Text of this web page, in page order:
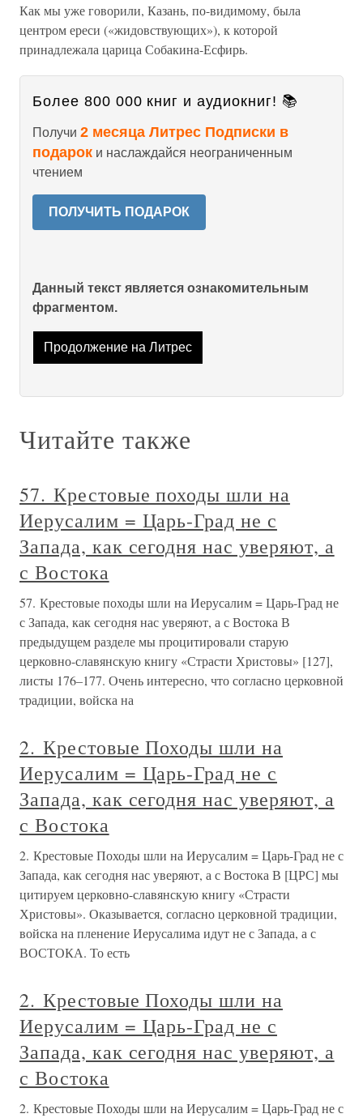
Как мы уже говорили, Казань, по-видимому, была
центром ереси («жидовствующих»), к которой
принадлежала царица Собакина-Есфирь.
Более 800 000 книг и аудиокниг! 📚
Получи 2 месяца Литрес Подписки в
подарок и наслаждайся неограниченным
чтением
ПОЛУЧИТЬ ПОДАРОК
Данный текст является ознакомительным
фрагментом.
Продолжение на Литрес
Читайте также
57. Крестовые походы шли на
Иерусалим = Царь-Град не с
Запада, как сегодня нас уверяют, а
с Востока
57. Крестовые походы шли на Иерусалим = Царь-Град не
с Запада, как сегодня нас уверяют, а с Востока В
предыдущем разделе мы процитировали старую
церковно-славянскую книгу «Страсти Христовы» [127],
листы 176–177. Очень интересно, что согласно церковной
традиции, войска на
2. Крестовые Походы шли на
Иерусалим = Царь-Град не с
Запада, как сегодня нас уверяют, а
с Востока
2. Крестовые Походы шли на Иерусалим = Царь-Град не с
Запада, как сегодня нас уверяют, а с Востока В [ЦРС] мы
цитируем церковно-славянскую книгу «Страсти
Христовы». Оказывается, согласно церковной традиции,
войска на пленение Иерусалима идут не с Запада, а с
ВОСТОКА. То есть
2. Крестовые Походы шли на
Иерусалим = Царь-Град не с
Запада, как сегодня нас уверяют, а
с Востока
2. Крестовые Походы шли на Иерусалим = Царь-Град не с